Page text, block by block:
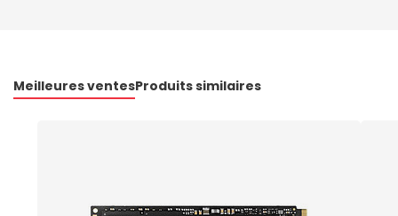
Meilleures ventesProduits similaires